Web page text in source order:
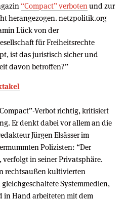
“Compact” verboten und zur
herangezogen. netzpolitik.org
Lück von der
für Freiheitsrechte
ist das juristisch sicher und
davon betroffen?”
Verbot richtig, kritisiert
Er denkt dabei vor allem an die
Jürgen Elsässer im
Polizisten: “Der
in seiner Privatsphäre.
rechtsaußen kultivierten
Systemmedien,
in Hand arbeiteten mit dem